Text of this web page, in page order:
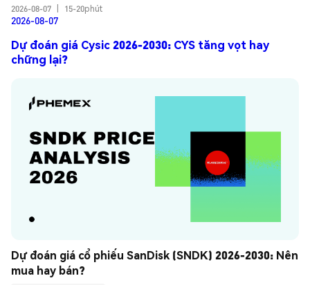
2026-08-07
15-20phút
2026-08-07
Dự đoán giá Cysic 2026-2030: CYS tăng vọt hay
chững lại?
Dự đoán giá cổ phiếu SanDisk (SNDK) 2026-2030: Nên
mua hay bán?